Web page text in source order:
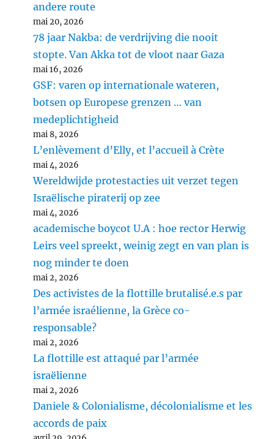
andere route
mai 20, 2026
78 jaar Nakba: de verdrijving die nooit
stopte. Van Akka tot de vloot naar Gaza
mai 16, 2026
GSF: varen op internationale wateren,
botsen op Europese grenzen … van
medeplichtigheid
mai 8, 2026
L’enlèvement d’Elly, et l’accueil à Crète
mai 4, 2026
Wereldwijde protestacties uit verzet tegen
Israëlische piraterij op zee
mai 4, 2026
academische boycot U.A : hoe rector Herwig
Leirs veel spreekt, weinig zegt en van plan is
nog minder te doen
mai 2, 2026
Des activistes de la flottille brutalisé.e.s par
l’armée israélienne, la Grèce co-
responsable?
mai 2, 2026
La flottille est attaqué par l’armée
israëlienne
mai 2, 2026
Daniele & Colonialisme, décolonialisme et les
accords de paix